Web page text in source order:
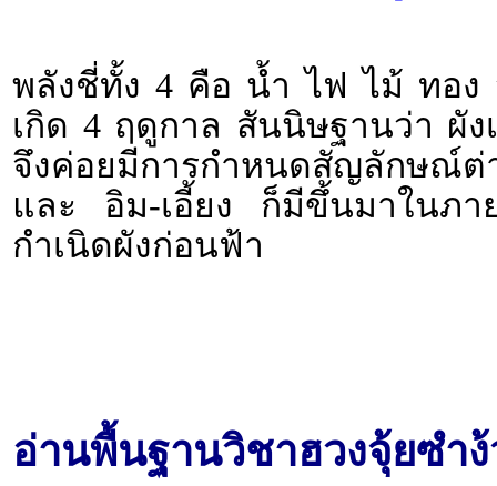
พลังชี่ทั้ง 4 คือ น้ำ ไฟ ไม้ ทอง
เกิด 4 ฤดูกาล สันนิษฐานว่า ผั
จึงค่อยมีการกำหนดสัญลักษณ์ต่
และ อิม-เอี้ยง ก็มีขึ้นมาในภา
กำเนิดผังก่อนฟ้า
อ่านพื้นฐานวิชาฮวงจุ้ยซำ